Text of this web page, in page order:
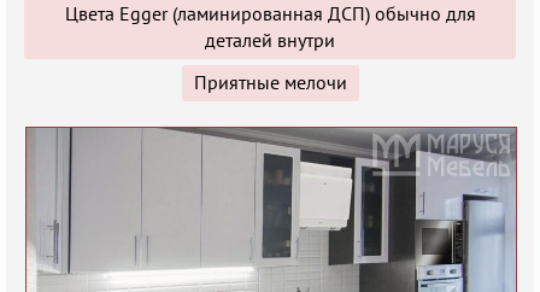
Цвета Egger (ламинированная ДСП) обычно для
деталей внутри
Приятные мелочи